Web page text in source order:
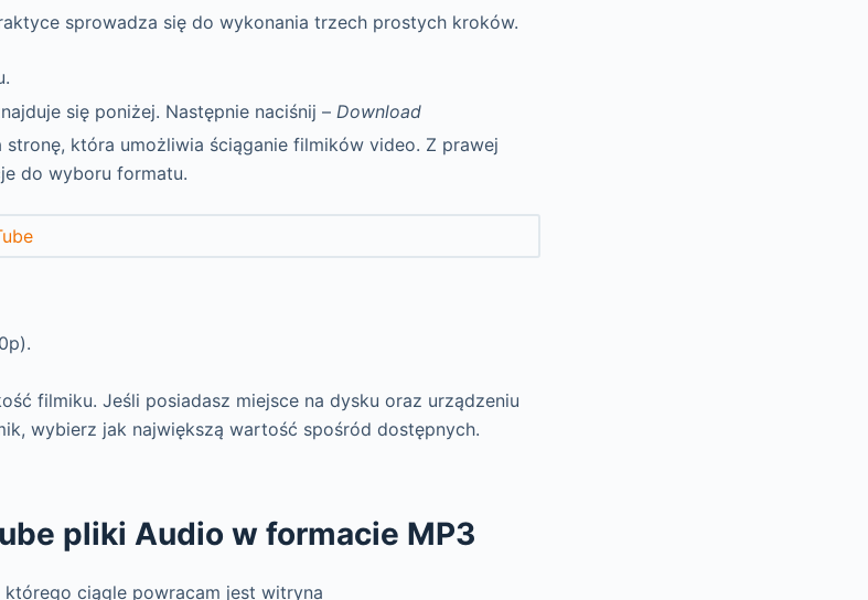
sprowadza się do wykonania trzech prostych kroków.
się poniżej. Następnie naciśnij – Download
stronę, która umożliwia ściąganie filmików video. Z prawej
do wyboru formatu.
filmiku. Jeśli posiadasz miejsce na dysku oraz urządzeniu
wybierz jak największą wartość spośród dostępnych.
pliki Audio w formacie MP3
ciągle powracam jest witryna